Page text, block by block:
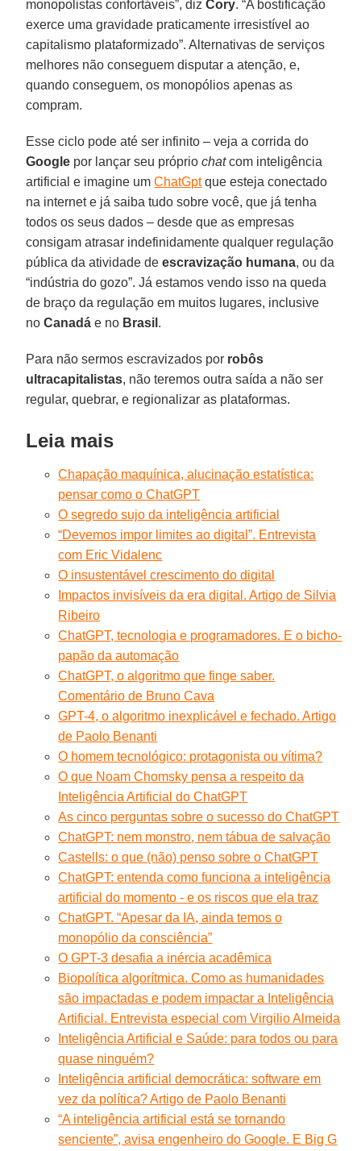
monopolistas confortáveis”, dizCory. “A bostificação
exerce uma gravidade praticamente irresistível ao
capitalismo plataformizado”. Alternativas de serviços
melhores não conseguem disputar a atenção, e,
quando conseguem, os monopólios apenas as
compram.
Esse ciclo pode até ser infinito – veja a corrida do
Google por lançar seu própriochatcom inteligência
artificial e imagine umChatGptque esteja conectado
na internet e já saiba tudo sobre você, que já tenha
todos os seus dados – desde que as empresas
consigam atrasar indefinidamente qualquer regulação
pública da atividade deescravização humana, ou da
“indústria do gozo”. Já estamos vendo isso na queda
de braço da regulação em muitos lugares, inclusive
noCanadá e no Brasil .
Para não sermos escravizados por robôs
ultracapitalistas, não teremos outra saída a não ser
regular, quebrar, e regionalizar as plataformas.
Leia mais
Chapação maquínica, alucinação estatística:
pensar como o ChatGPT
O segredo sujo da inteligência artificial
“Devemos impor limites ao digital”. Entrevista
com Eric Vidalenc
O insustentável crescimento do digital
Impactos invisíveis da era digital. Artigo de Silvia
Ribeiro
ChatGPT, tecnologia e programadores. E o bicho-
papão da automação
ChatGPT, o algoritmo que finge saber.
Comentário de Bruno Cava
GPT-4, o algoritmo inexplicável e fechado. Artigo
de Paolo Benanti
O homem tecnológico: protagonista ou vítima?
O que Noam Chomsky pensa a respeito da
Inteligência Artificial do ChatGPT
As cinco perguntas sobre o sucesso do ChatGPT
ChatGPT: nem monstro, nem tábua de salvação
Castells: o que (não) penso sobre o ChatGPT
ChatGPT: entenda como funciona a inteligência
artificial do momento - e os riscos que ela traz
ChatGPT. “Apesar da IA, ainda temos o
monopólio da consciência”
O GPT-3 desafia a inércia acadêmica
Biopolítica algorítmica. Como as humanidades
são impactadas e podem impactar a Inteligência
Artificial. Entrevista especial com Virgilio Almeida
Inteligência Artificial e Saúde: para todos ou para
quase ninguém?
Inteligência artificial democrática: software em
vez da política? Artigo de Paolo Benanti
“A inteligência artificial está se tornando
senciente”, avisa engenheiro do Google. E Big G